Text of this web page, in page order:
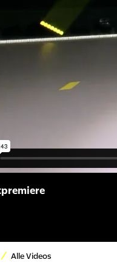
Alle Videos